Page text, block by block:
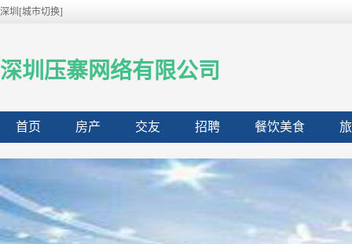
深圳[城市切换]
深圳压寨网络有限公司
首页 房产 交友 招聘 餐饮美食